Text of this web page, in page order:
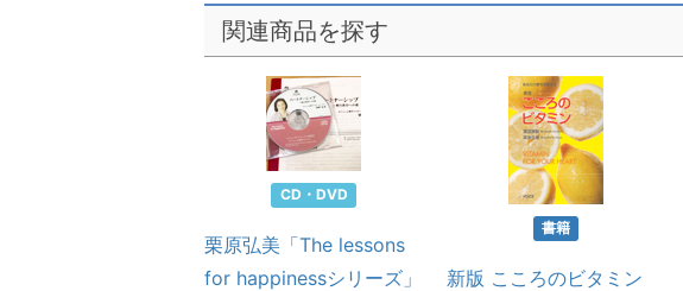
関連商品を探す
CD・DVD
栗原弘美「The lessons
for happinessシリーズ」
書籍
新版 こころのビタミン